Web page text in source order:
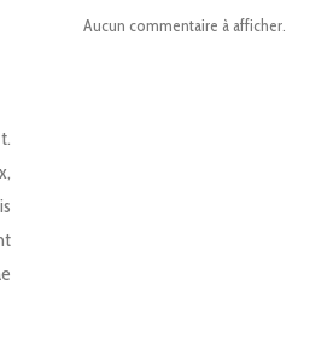
Aucun commentaire à afficher.